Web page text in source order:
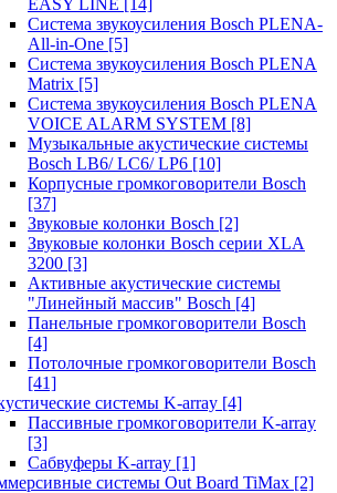
EASY LINE [14]
Система звукоусиления Bosch PLENA-
All-in-One [5]
Система звукоусиления Bosch PLENA
Matrix [5]
Система звукоусиления Bosch PLENA
VOICE ALARM SYSTEM [8]
Музыкальные акустические системы
Bosch LB6/ LC6/ LP6 [10]
Корпусные громкоговорители Bosch
[37]
Звуковые колонки Bosch [2]
Звуковые колонки Bosch серии XLA
3200 [3]
Активные акустические системы
"Линейный массив" Bosch [4]
Панельные громкоговорители Bosch
[4]
Потолочные громкоговорители Bosch
[41]
системы K-array [4]
Пассивные громкоговорители K-array
[3]
Сабвуферы K-array [1]
системы Out Board TiMax [2]